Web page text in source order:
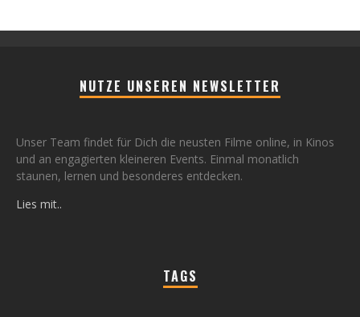
NUTZE UNSEREN NEWSLETTER
Unser Team findet für Dich die neusten Filme online, in Kinos
und an engagierten kleineren Events. Einmal monatlich
staunen, lernen und besonderes entdecken.
Lies mit..
TAGS